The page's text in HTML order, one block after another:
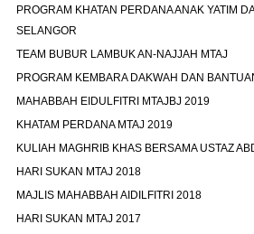
PROGRAM KHATAN PERDANA ANAK YATIM
SELANGOR
TEAM BUBUR LAMBUK AN-NAJJAH MTAJ
PROGRAM KEMBARA DAKWAH DAN
MAHABBAH EIDULFITRI MTAJBJ 2019
KHATAM PERDANA MTAJ 2019
KULIAH MAGHRIB KHAS BERSAMA USTAZ
HARI SUKAN MTAJ 2018
MAJLIS MAHABBAH AIDILFITRI 2018
HARI SUKAN MTAJ 2017